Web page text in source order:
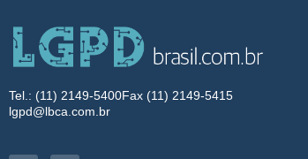
Tel.: (11) 2149-5400Fax (11) 2149-5415
lgpd@lbca.com.br